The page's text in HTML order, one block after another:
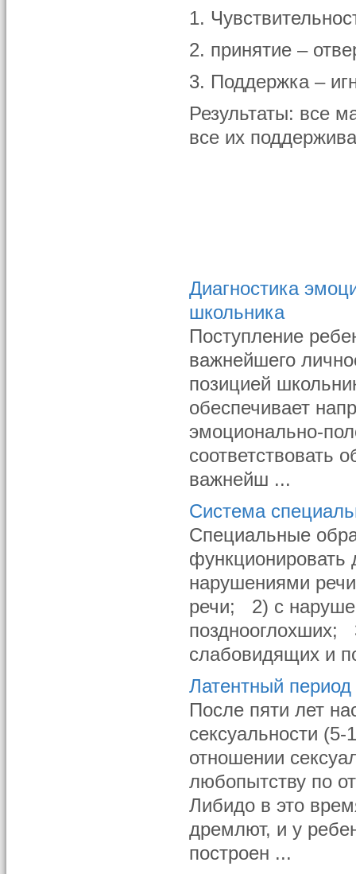
1.
2. принятие –
3. Поддержка –
Результаты: все
все их
Диагностика
школьника
Поступление
важнейшего
позицией
обеспечивает
эмоционально-
соответствовать
важнейш ...
Система
Специальные
нарушениями
речи; 2) с
позднооглохших;
слабовидящих и
Латентный период
После пяти лет
сексуальности
отношении
любопытству по
Либидо в это
дремлют, и у
построен ...